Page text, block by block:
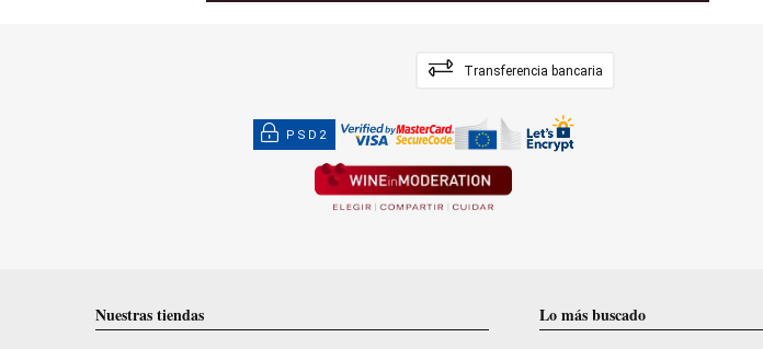
Transferencia bancaria
PSD2
Nuestras tiendas Lo más buscado